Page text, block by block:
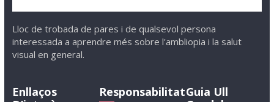
Lloc de trobada de pares i de qualsevol persona
interessada a aprendre més sobre l'ambliopia i la salut
visual en general.
Enllaços
ResponsabilitatGuia Ull